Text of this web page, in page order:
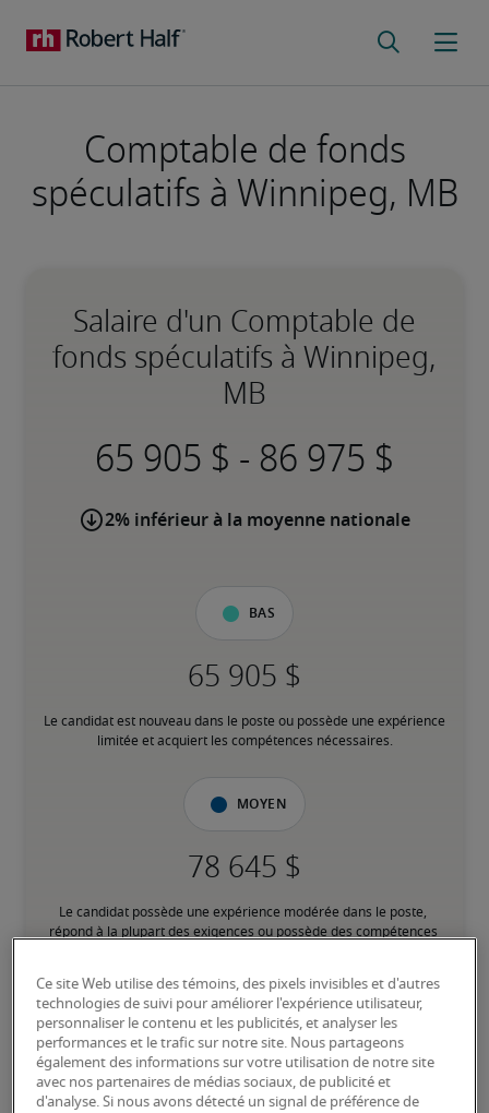
Comptable de fonds
spéculatifs à Winnipeg, MB
Salaire d'un Comptable de
fonds spéculatifs à Winnipeg,
MB
-
2% inférieur à la moyenne nationale
Bas
Le candidat est nouveau dans le poste ou possède une expérience
limitée et acquiert les compétences nécessaires.
Moyen
Le candidat possède une expérience modérée dans le poste,
répond à la plupart des exigences ou possède des compétences
Ce site Web utilise des témoins, des pixels invisibles et d'autres
technologies de suivi pour améliorer l'expérience utilisateur,
personnaliser le contenu et les publicités, et analyser les
performances et le trafic sur notre site. Nous partageons
également des informations sur votre utilisation de notre site
avec nos partenaires de médias sociaux, de publicité et
d'analyse. Si nous avons détecté un signal de préférence de